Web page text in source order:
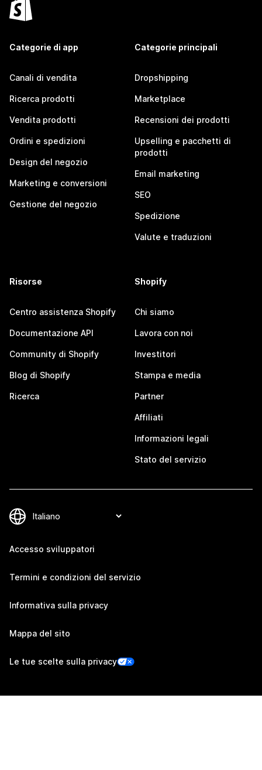
Categorie di app
Canali di vendita
Ricerca prodotti
Vendita prodotti
Ordini e spedizioni
Design del negozio
Marketing e conversioni
Gestione del negozio
Categorie principali
Dropshipping
Marketplace
Recensioni dei prodotti
Upselling e pacchetti di
prodotti
Email marketing
SEO
Spedizione
Valute e traduzioni
Risorse
Centro assistenza Shopify
Documentazione API
Community di Shopify
Blog di Shopify
Ricerca
Shopify
Chi siamo
Lavora con noi
Investitori
Stampa e media
Partner
Affiliati
Informazioni legali
Stato del servizio
Accesso sviluppatori
Termini e condizioni del servizio
Informativa sulla privacy
Mappa del sito
Le tue scelte sulla privacy